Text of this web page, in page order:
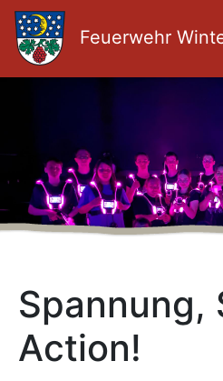
Feuerwehr
Spannung,
Action!